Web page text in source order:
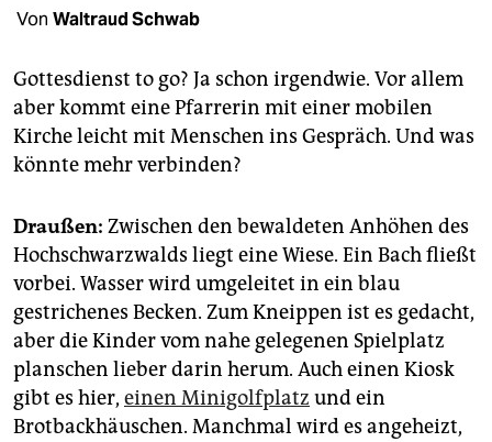
shop
unterstützen
abo
epaper login
Von Waltraud Schwab
Gottesdienst to go? Ja schon irgendwie. Vor allem
aber kommt eine Pfarrerin mit einer mobilen
Kirche leicht mit Menschen ins Gespräch. Und was
könnte mehr verbinden?
Draußen: Zwischen den bewaldeten Anhöhen des
Hochschwarzwalds liegt eine Wiese. Ein Bach fließt
vorbei. Wasser wird umgeleitet in ein blau
gestrichenes Becken. Zum Kneippen ist es gedacht,
aber die Kinder vom nahe gelegenen Spielplatz
planschen lieber darin herum. Auch einen Kiosk
gibt es hier, einen Minigolfplatz und ein
Brotbackhäuschen. Manchmal wird es angeheizt,